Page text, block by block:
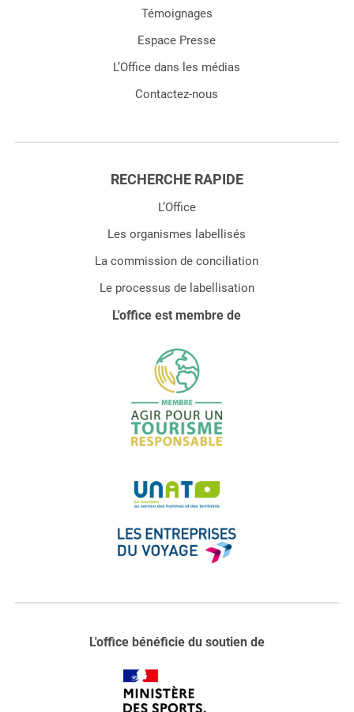
Témoignages
Espace Presse
L’Office dans les médias
Contactez-nous
RECHERCHE RAPIDE
L’Office
Les organismes labellisés
La commission de conciliation
Le processus de labellisation
L'office est membre de
L'office bénéficie du soutien de